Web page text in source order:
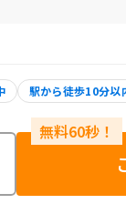
駅から徒歩10分以